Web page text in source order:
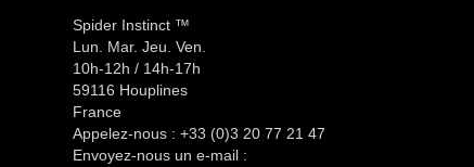
Spider Instinct ™
Lun. Mar. Jeu. Ven.
10h-12h / 14h-17h
59116 Houplines
France
Appelez-nous : +33 (0)3 20 77 21 47
Envoyez-nous un e-mail :